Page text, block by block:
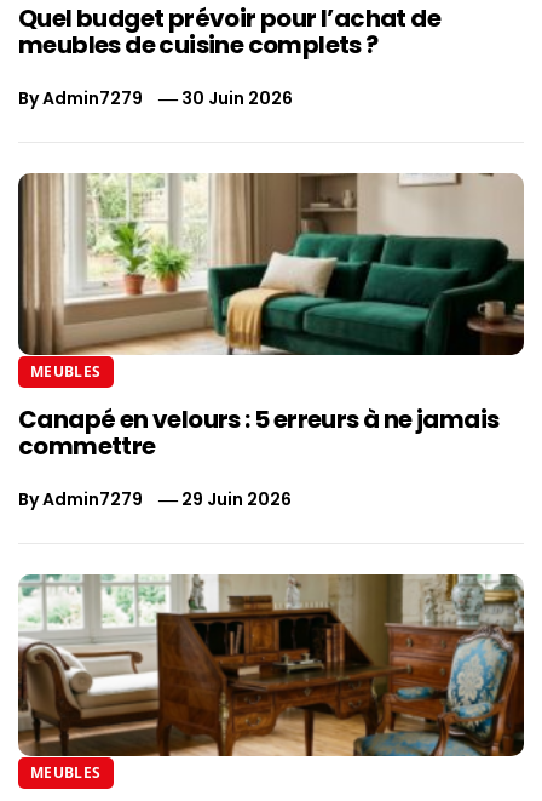
Quel budget prévoir pour l’achat de
meubles de cuisine complets ?
ByAdmin7279 30 Juin 2026
MEUBLES
Canapé en velours : 5 erreurs à ne jamais
commettre
ByAdmin7279 29 Juin 2026
MEUBLES